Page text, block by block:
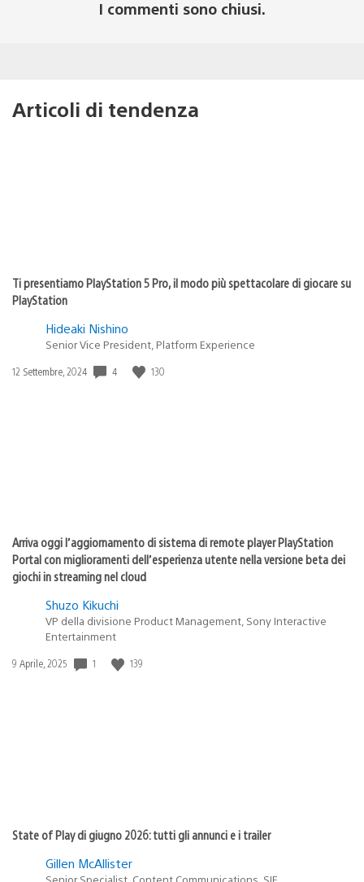
I commenti sono chiusi.
Articoli di tendenza
Ti presentiamo PlayStation 5 Pro, il modo più spettacolare di giocare su
PlayStation
Hideaki Nishino
Senior Vice President, Platform Experience
Data
12 Settembre, 2024 4 130
Arriva oggi l’aggiornamento di sistema di remote player PlayStation
Portal con miglioramenti dell’esperienza utente nella versione beta dei
giochi in streaming nel cloud
Shuzo Kikuchi
VP della divisione Product Management, Sony Interactive
Entertainment
Data
9 Aprile, 2025 1 139
State of Play di giugno 2026: tutti gli annunci e i trailer
Gillen McAllister
Senior Specialist, Content Communications, SIE